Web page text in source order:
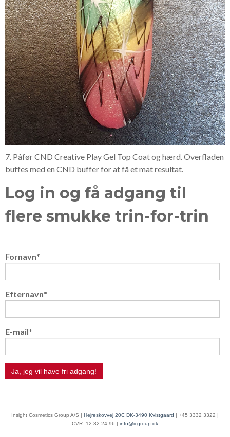
7. Påfør CND Creative Play Gel Top Coat og hærd. Overfladen
buffes med en CND buffer for at få et mat resultat.
Log in og få adgang til
flere smukke trin-for-trin
Fornavn*
Efternavn*
E-mail*
Insight Cosmetics Group A/S | Hejreskovvej 20C DK-3490 Kvistgaard | +45 3332 3322 |
CVR: 12 32 24 96 | info@icgroup.dk